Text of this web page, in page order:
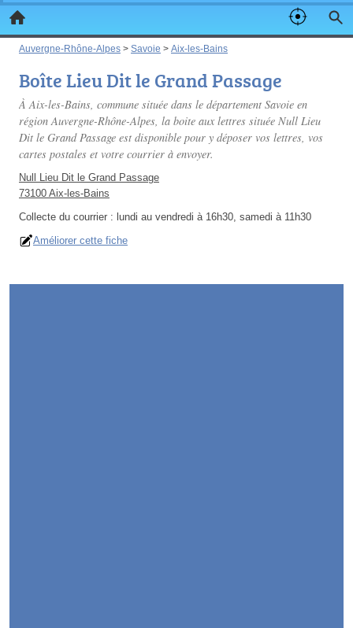
Auvergne-Rhône-Alpes > Savoie > Aix-les-Bains
Boîte Lieu Dit le Grand Passage
À Aix-les-Bains, commune située dans le département Savoie en
région Auvergne-Rhône-Alpes, la boite aux lettres située Null Lieu
Dit le Grand Passage est disponible pour y déposer vos lettres, vos
cartes postales et votre courrier à envoyer.
Null Lieu Dit le Grand Passage
73100 Aix-les-Bains
Collecte du courrier : lundi au vendredi à 16h30, samedi à 11h30
Améliorer cette fiche